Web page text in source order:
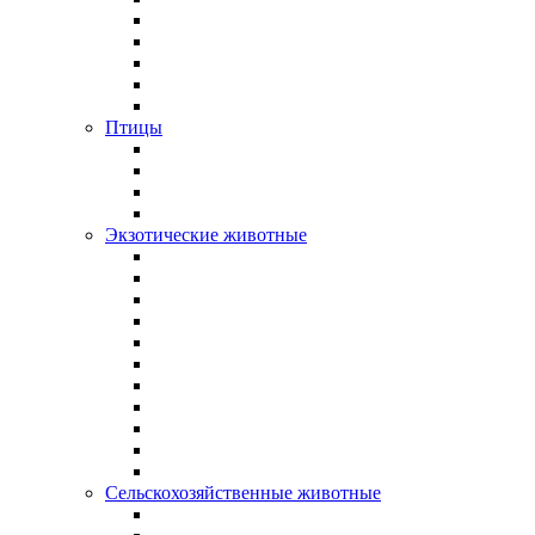
Птицы
Экзотические животные
Сельскохозяйственные животные